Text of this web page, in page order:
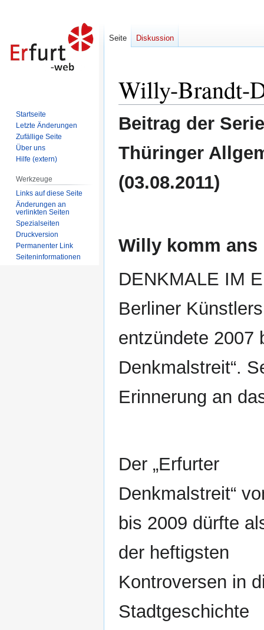
Navigation
springen
Suche
springen
Willy-Brandt-
Beitrag der
Thüringer
(03.08.2011)
Willy komm ans
DENKMALE IM
Berliner
entzündete 2007
Denkmalstreit“.
Erinnerung an
Der „Erfurter
Denkmalstreit“
bis 2009 dürfte
der heftigsten
Kontroversen in
Stadtgeschichte
Seite Diskussion
Startseite
Letzte Änderungen
Zufällige Seite
Über uns
Hilfe (extern)
Werkzeuge
Links auf diese Seite
Änderungen an
verlinkten Seiten
Spezialseiten
Druckversion
Permanenter Link
Seiten­informationen